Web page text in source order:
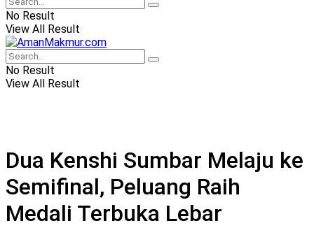
No Result
View All Result
No Result
View All Result
Dua Kenshi Sumbar Melaju ke
Semifinal, Peluang Raih
Medali Terbuka Lebar